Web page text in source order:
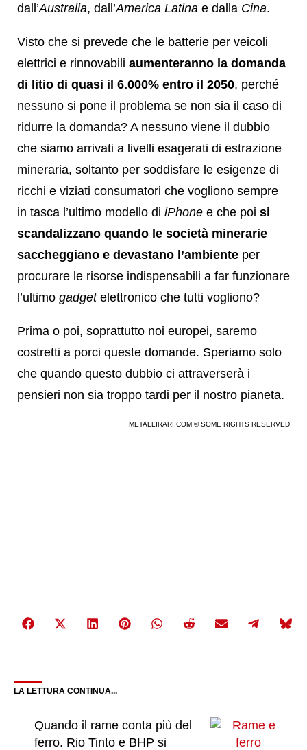
dall’Australia, dall’America Latina e dalla Cina.
Visto che si prevede che le batterie per veicoli
elettrici e rinnovabili aumenteranno la domanda
di litio di quasi il 6.000% entro il 2050, perché
nessuno si pone il problema se non sia il caso di
ridurre la domanda? A nessuno viene il dubbio
che siamo arrivati a livelli esagerati di estrazione
mineraria, soltanto per soddisfare le esigenze di
ricchi e viziati consumatori che vogliono sempre
in tasca l’ultimo modello di iPhone e che poi si
scandalizzano quando le società minerarie
saccheggiano e devastano l’ambiente per
procurare le risorse indispensabili a far funzionare
l’ultimo gadgetelettronico che tutti vogliono?
Prima o poi, soprattutto noi europei, saremo
costretti a porci queste domande. Speriamo solo
che quando questo dubbio ci attraverserà i
pensieri non sia troppo tardi per il nostro pianeta.
METALLIRARI.COM © SOME RIGHTS RESERVED
Share
Share
(Twitter)
Share
Share
Share
Share
Share
Share
Bluesky
LA LETTURA CONTINUA...
Quando il rame conta più del
ferro. Rio Tinto e BHP si